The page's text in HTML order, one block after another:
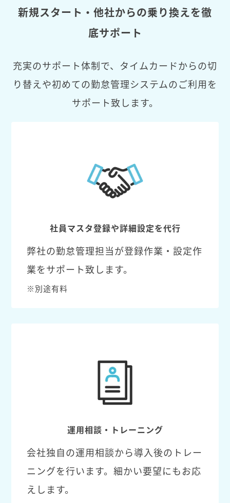
新規スタート・他社からの乗り換えを徹
底サポート
充実のサポート体制で、タイムカードからの切
り替えや初めての勤怠管理システムのご利用を
サポート致します。
社員マスタ登録や詳細設定を代行
弊社の勤怠管理担当が登録作業・設定作
業をサポート致します。
※別途有料
運用相談・トレーニング
会社独自の運用相談から導入後のトレー
ニングを行います。細かい要望にもお応
えします。